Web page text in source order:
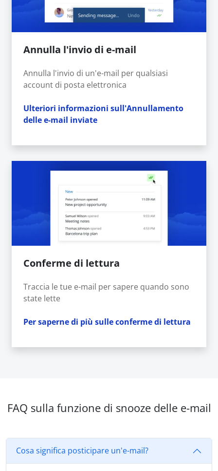
Annulla l'invio di e-mail
Annulla l'invio di un'e-mail per qualsiasi
account di posta elettronica
Ulteriori informazioni sull'Annullamento
delle e-mail inviate
Conferme di lettura
Traccia le tue e-mail per sapere quando sono
state lette
Per saperne di più sulle conferme di lettura
FAQ sulla funzione di snooze delle e-mail
Cosa significa posticipare un'e-mail?